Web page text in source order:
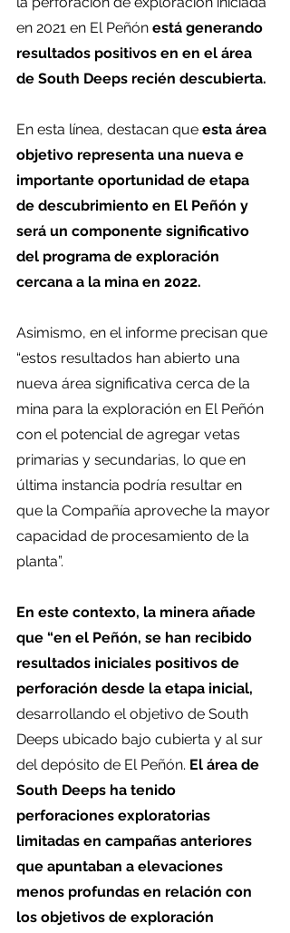
en 2021 en El Peñón está generando
resultados positivos en en el área
de South Deeps recién descubierta.
En esta línea, destacan que esta área
objetivo representa una nueva e
importante oportunidad de etapa
de descubrimiento en El Peñón y
será un componente significativo
del programa de exploración
cercana a la mina en 2022.
Asimismo, en el informe precisan que
“estos resultados han abierto una
nueva área significativa cerca de la
mina para la exploración en El Peñón
con el potencial de agregar vetas
primarias y secundarias, lo que en
última instancia podría resultar en
que la Compañía aproveche la mayor
capacidad de procesamiento de la
planta”.
En este contexto, la minera añade
que “en el Peñón, se han recibido
resultados iniciales positivos de
perforación desde la etapa inicial,
desarrollando el objetivo de South
Deeps ubicado bajo cubierta y al sur
del depósito de El Peñón. El área de
South Deeps ha tenido
perforaciones exploratorias
limitadas en campañas anteriores
que apuntaban a elevaciones
menos profundas en relación con
los objetivos de exploración